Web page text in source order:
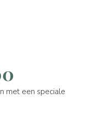
met een speciale